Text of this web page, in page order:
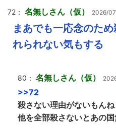
72： 名無しさん（仮） 2026/
まあでも一応念のた
れられない気もする
80： 名無しさん（仮）
>>72
殺さない理由がないもんね
他を全部殺さないとあの